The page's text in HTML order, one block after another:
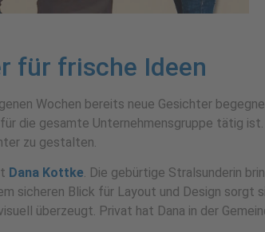
für frische Ideen
Wochen bereits neue Gesichter
die gesamte Unternehmensgruppe tätig
zu gestalten.
Dana Kottke. Die gebürtige Stralsunderin
sicheren Blick für Layout und Design sorgt
überzeugt. Privat hat Dana in der